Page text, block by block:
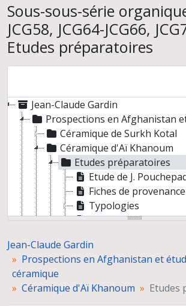
Sous-sous-série
JCG58, JCG64-JCG66,
Etudes préparatoires
Jean-Claude Gardin
Prospections en Afghanistan et
Céramique de Surkh Kotal
Céramique d'Aï Khanoum
Etudes préparatoires
Etude de J.
Fiches de
Typologies
Céramique du chantier III
Céramique du temple,
Céramique du
Céramique du Tépé
Jean-Claude Gardin
Prospections en Afghanistan et
céramique
Céramique d'Aï Khanoum
Etudes